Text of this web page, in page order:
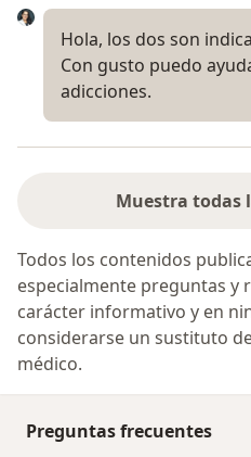
Hola, los dos son
Con gusto puedo
adicciones.
Muestra todas
Todos los contenidos
especialmente preguntas y
carácter informativo y en
considerarse un sustituto
médico.
Preguntas frecuentes